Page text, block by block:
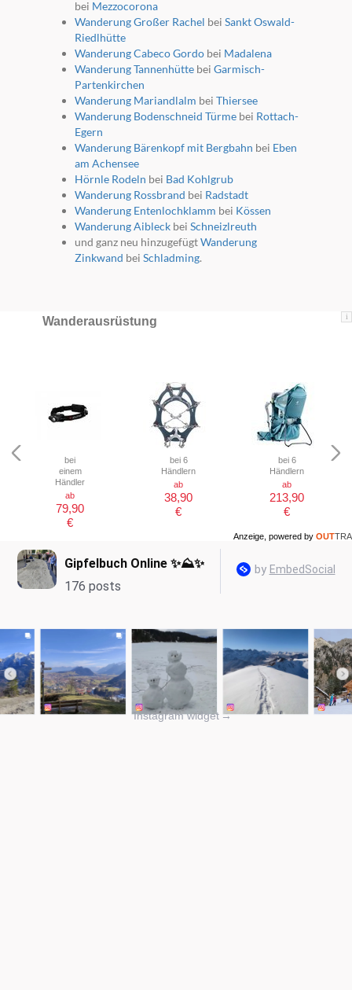
bei Mezzocorona
Wanderung Großer Rachel bei Sankt Oswald-
Riedlhütte
Wanderung Cabeco Gordobei Madalena
Wanderung Tannenhüttebei Garmisch-
Partenkirchen
Wanderung Mariandlalm bei Thiersee
Wanderung Bodenschneid Türmebei Rottach-
Egern
Wanderung Bärenkopf mit Bergbahn bei Eben
am Achensee
Hörnle Rodeln bei Bad Kohlgrub
Wanderung Rossbrand bei Radstadt
Wanderung Entenlochklamm bei Kössen
Wanderung Aibleckbei Schneizlreuth
und ganz neu hinzugefügtWanderung
Zinkwand bei Schladming.
i
Wanderausrüstung
bei
einem
Händler
ab
79,90
€
bei 6
Händlern
ab
38,90
€
bei 6
Händlern
ab
213,90
€
Anzeige, powered by OUTTRA
Instagram widget →